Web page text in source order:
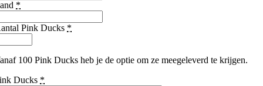
*
Pink Ducks *
100 Pink Ducks heb je de optie om ze meegeleverd te krijgen.
Ducks *